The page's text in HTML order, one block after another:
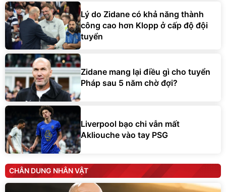
Lý do Zidane có khả năng thành
công cao hơn Klopp ở cấp độ đội
tuyển
Zidane mang lại điều gì cho tuyển
Pháp sau 5 năm chờ đợi?
Liverpool bạo chi vẫn mất
Akliouche vào tay PSG
CHÂN DUNG NHÂN VẬT